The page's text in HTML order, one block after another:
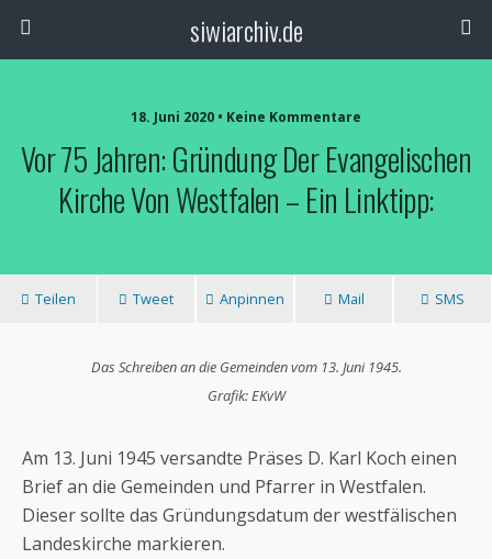
siwiarchiv.de
18. Juni 2020 • Keine Kommentare
Vor 75 Jahren: Gründung Der Evangelischen
Kirche Von Westfalen – Ein Linktipp:
Teilen Tweet Anpinnen Mail SMS
Das Schreiben an die Gemeinden vom 13. Juni 1945.
Grafik: EKvW
Am 13. Juni 1945 versandte Präses D. Karl Koch einen
Brief an die Gemeinden und Pfarrer in Westfalen.
Dieser sollte das Gründungsdatum der westfälischen
Landeskirche markieren.